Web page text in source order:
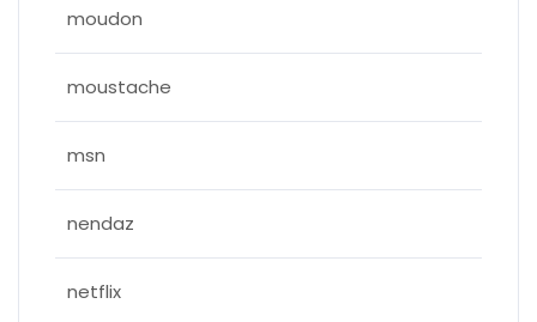
moudon
moustache
msn
nendaz
netflix